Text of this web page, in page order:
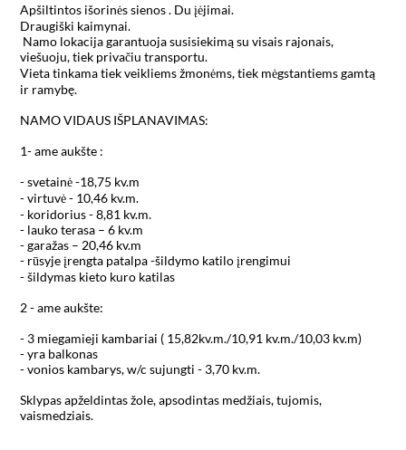
Apšiltintos išorinės sienos . Du įėjimai.
Draugiški kaimynai.
viešuoju, tiek privačiu transportu.
Vieta tinkama tiek veikliems žmonėms, tiek mėgstantiems gamtą
ir ramybę.
NAMO VIDAUS IŠPLANAVIMAS:
1- ame aukšte :
- svetainė -18,75 kv.m
- virtuvė - 10,46 kv.m.
- koridorius - 8,81 kv.m.
- lauko terasa – 6 kv.m
- garažas – 20,46 kv.m
- rūsyje įrengta patalpa -šildymo katilo įrengimui
- šildymas kieto kuro katilas
2 - ame aukšte:
- 3 miegamieji kambariai ( 15,82kv.m./10,91 kv.m./10,03 kv.m)
- yra balkonas
- vonios kambarys, w/c sujungti - 3,70 kv.m.
Sklypas apželdintas žole, apsodintas medžiais, tujomis,
vaismedziais.